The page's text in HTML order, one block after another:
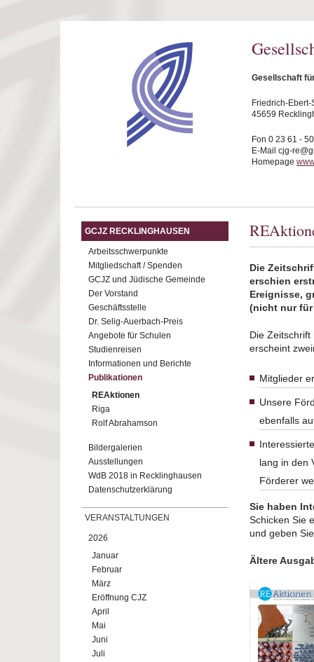
Gesellschaft
Friedrich-Ebert-
45659
Fon 0 23 61 -
E-Mail cjg-
Homepage
GCJZ RECKLINGHAUSEN
Arbeitsschwerpunkte
Mitgliedschaft / Spenden
GCJZ und Jüdische Gemeinde
Der Vorstand
Geschäftsstelle
Dr. Selig-Auerbach-Preis
Angebote für Schulen
Studienreisen
Informationen und Berichte
Publikationen
REAktionen
Riga
Rolf Abrahamson
Bildergalerien
Ausstellungen
WdB 2018 in Recklinghausen
Datenschutzerklärung
VERANSTALTUNGEN
2026
Januar
Februar
März
Eröffnung CJZ
April
Mai
Juni
Juli
Die
erschien
Ereignisse,
(nicht nur
Die Zeitschrift
erscheint
Mitglieder
Unsere
ebenfalls
lang in den
Förderer
Sie haben
Schicken Sie
und geben
Ältere